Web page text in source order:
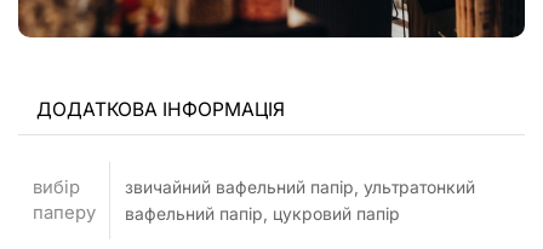
ДОДАТКОВА ІНФОРМАЦІЯ
вибір
паперу
звичайний вафельний папір, ультратонкий
вафельний папір, цукровий папір